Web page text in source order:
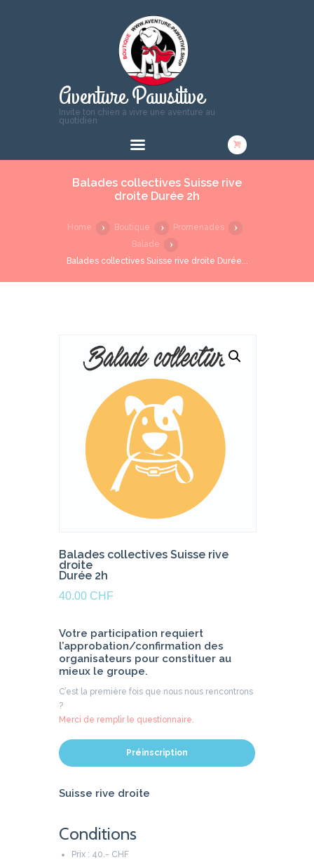
Aventure Pawsitive
Invite ton chien à vivre une aventure au
quotidien
Balades collectives Suisse rive
droite Durée 2h
Home Boutique
Promenades
Balade
Balades collectives Suisse rive droite Durée...
Balades collectives Suisse rive
droite
Durée 2h
40.00 CHF
Votre participation requiert
l’approbation/confirmation des
organisateurs pour constituer au
mieux le groupe.
C’est la première fois que nous nous rencontrons
?
Merci de remplir le questionnaire.
Préinscription
Suisse rive droite
Conditions
Prix : 40.- CHF